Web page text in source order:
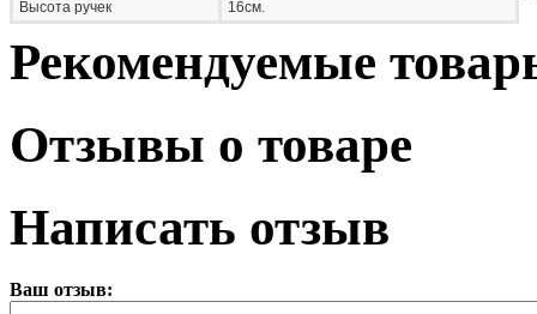
Высота ручек
16см.
Рекомендуемые
Отзывы о товаре
Написать отзыв
Ваш отзыв: